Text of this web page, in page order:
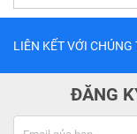
LIÊN KẾT VỚI CHÚNG
ĐĂNG